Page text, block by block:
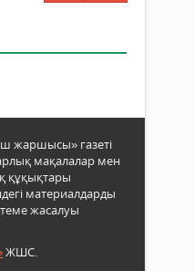
жаршысы» газеті
мақалалар мен
құқықтары
материалдарды
жасалуы
ЖШС.